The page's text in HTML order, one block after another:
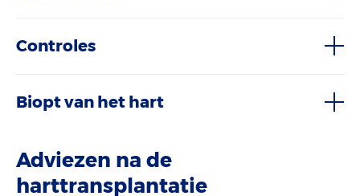
Controles
Biopt van het hart
Adviezen na de
harttransplantatie